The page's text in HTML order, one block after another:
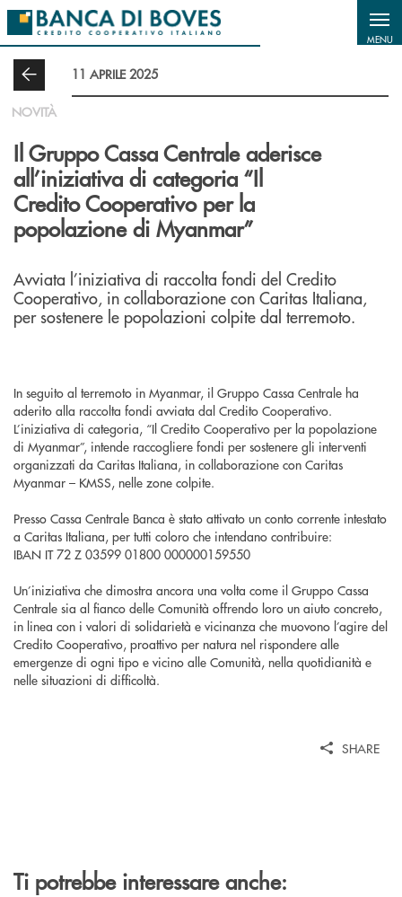
Salta al contenuto principale
MENU
11 APRILE 2025
NOVITÀ
Il Gruppo Cassa Centrale aderisce
all’iniziativa di categoria “Il
Credito Cooperativo per la
popolazione di Myanmar”
Avviata l’iniziativa di raccolta fondi del Credito
Cooperativo, in collaborazione con Caritas Italiana,
per sostenere le popolazioni colpite dal terremoto.
In seguito al terremoto in Myanmar, il Gruppo Cassa Centrale ha
aderito alla raccolta fondi avviata dal Credito Cooperativo.
L’iniziativa di categoria, “Il Credito Cooperativo per la popolazione
di Myanmar”, intende raccogliere fondi per sostenere gli interventi
organizzati da Caritas Italiana, in collaborazione con Caritas
Myanmar – KMSS, nelle zone colpite.
Presso Cassa Centrale Banca è stato attivato un conto corrente intestato
a Caritas Italiana, per tutti coloro che intendano contribuire:
IBAN IT 72 Z 03599 01800 000000159550
Un’iniziativa che dimostra ancora una volta come il Gruppo Cassa
Centrale sia al fianco delle Comunità offrendo loro un aiuto concreto,
in linea con i valori di solidarietà e vicinanza che muovono l’agire del
Credito Cooperativo, proattivo per natura nel rispondere alle
emergenze di ogni tipo e vicino alle Comunità, nella quotidianità e
nelle situazioni di difficoltà.
SHARE
Ti potrebbe interessare anche: